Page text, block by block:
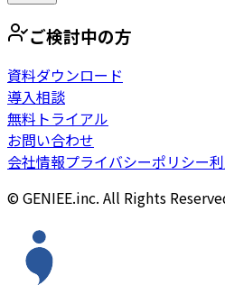
ご検討中の方
資料ダウンロード
導入相談
無料トライアル
お問い合わせ
会社情報プライバシーポリシー
© GENIEE.inc. All Rights